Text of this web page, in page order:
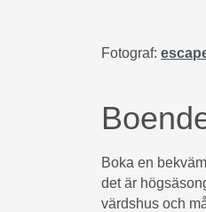
Fotograf:
Boka en
det är
värdshus och